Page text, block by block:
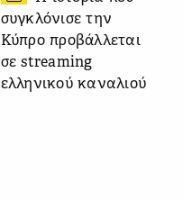
συγκλόνισε την
Κύπρο προβάλλεται
σε streaming
ελληνικού καναλιού